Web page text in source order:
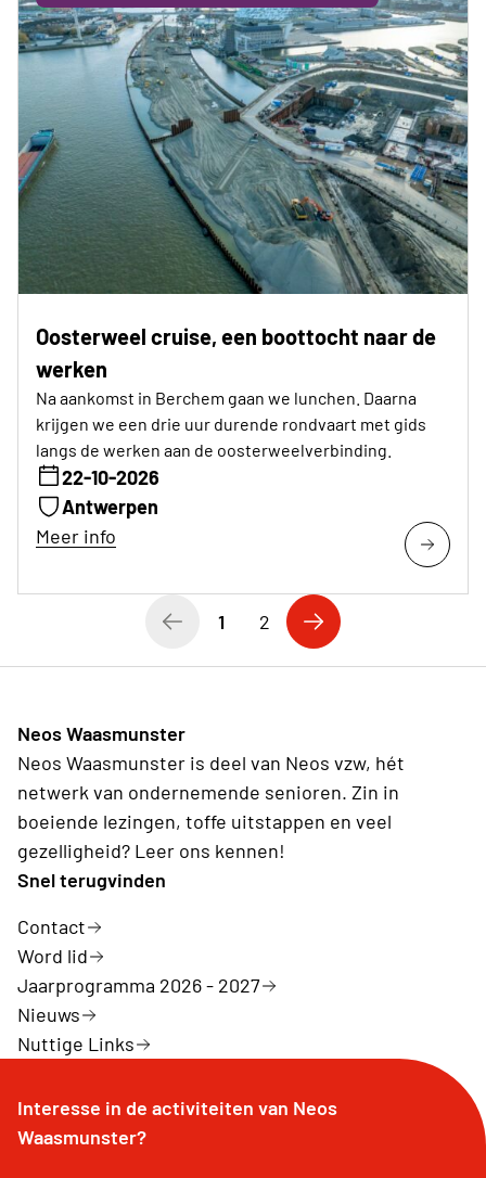
Oosterweel cruise, een boottocht naar de
werken
Na aankomst in Berchem gaan we lunchen. Daarna
krijgen we een drie uur durende rondvaart met gids
langs de werken aan de oosterweelverbinding.
22-10-2026
Antwerpen
Meer info
1 2
Neos Waasmunster
Neos Waasmunster is deel van Neos vzw, hét
netwerk van ondernemende senioren. Zin in
boeiende lezingen, toffe uitstappen en veel
gezelligheid? Leer ons kennen!
Snel terugvinden
Contact
Word lid
Jaarprogramma 2026 - 2027
Nieuws
Nuttige Links
Interesse in de activiteiten van Neos
Waasmunster?